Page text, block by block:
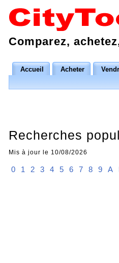
Comparez,
Accueil Acheter
Recherches
Mis à jour le 10/08/2026
0 1 2 3 4 5 6 7 8 9 A